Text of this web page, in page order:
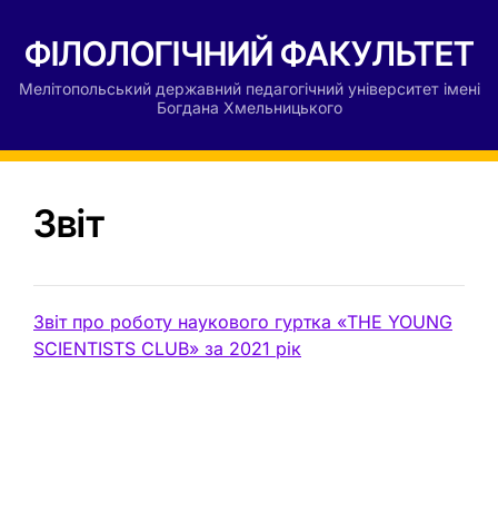
ФІЛОЛОГІЧНИЙ ФАКУЛЬТЕТ
Мелітопольський державний педагогічний університет імені
Богдана Хмельницького
Звіт
Звіт про роботу наукового гуртка «THE YOUNG
SCIENTISTS CLUB» за 2021 рік